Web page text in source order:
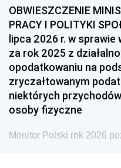
OBWIESZCZENIE
PRACY I POLITYKI
lipca 2026 r. w
za rok 2025 z
opodatkowaniu na
zryczałtowanym
niektórych
osoby fizyczne
Monitor Polski rok 2026